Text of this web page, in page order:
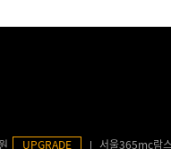
UPGRADE 서울365mc람